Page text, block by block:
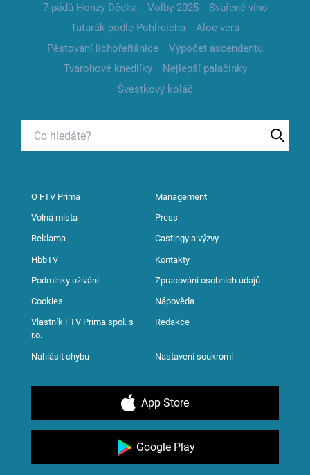
7 pádů Honzy Dědka
Volby 2025
Svařené víno
Tatarák podle Pohlreicha
Aloe vera
Pěstování lichořeřišnice
Výpočet ascendentu
Tvarohové knedlíky
Nejlepší palačinky
Švestkový koláč
O FTV Prima Management
Volná místa Press
Reklama Castingy a výzvy
HbbTV Kontakty
Podmínky užívání Zpracování osobních údajů
Cookies Nápověda
Vlastník FTV Prima spol. s
r.o.
Redakce
Nahlásit chybu Nastavení soukromí
App Store
Google Play